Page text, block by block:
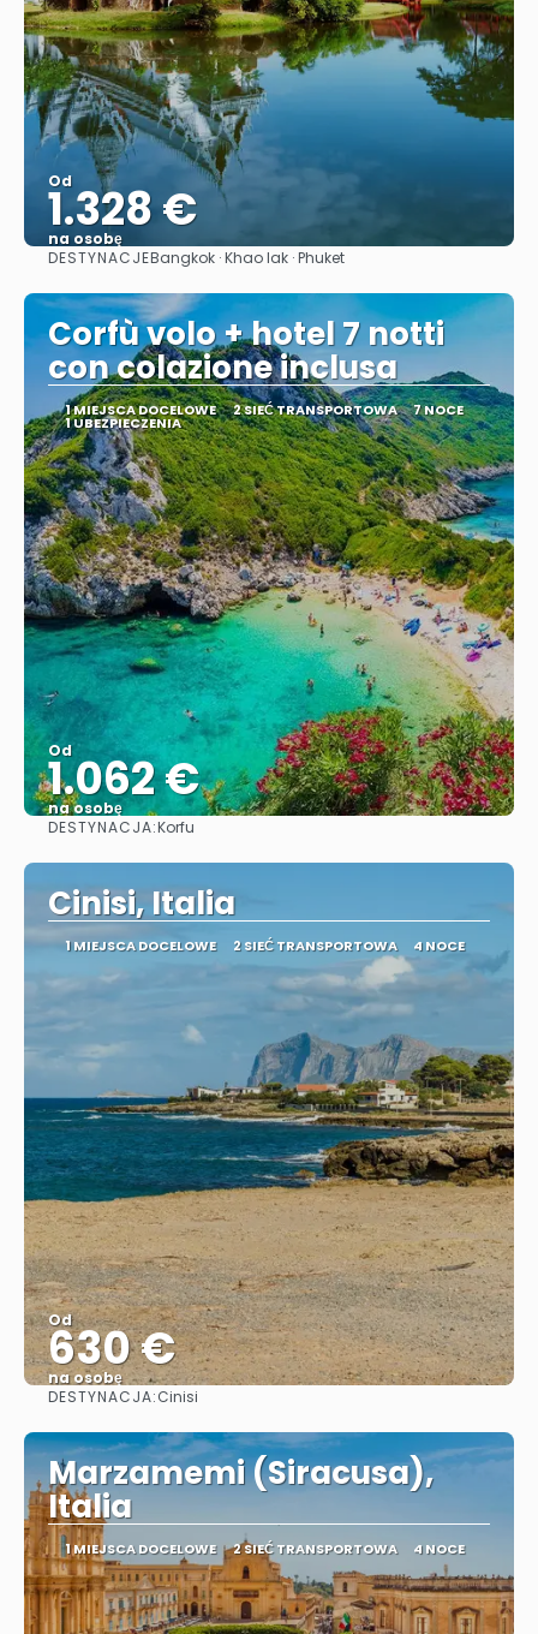
Od
1.328 €
na osobę
Zobacz
DESTYNACJEBangkok · Khao lak · Phuket
Corfù volo + hotel 7 notti
con colazione inclusa
1 MIEJSCA DOCELOWE 2 SIEĆ TRANSPORTOWA 7 NOCE
1 UBEZPIECZENIA
Od
1.062 €
na osobę
DESTYNACJA:Korfu
Cinisi, Italia
1 MIEJSCA DOCELOWE 2 SIEĆ TRANSPORTOWA 4 NOCE
Od
630 €
na osobę
DESTYNACJA:Cinisi
Marzamemi (Siracusa),
Italia
1 MIEJSCA DOCELOWE 2 SIEĆ TRANSPORTOWA 4 NOCE